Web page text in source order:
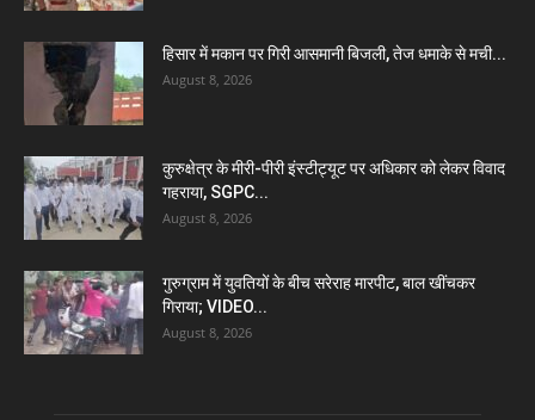
हिसार में मकान पर गिरी आसमानी बिजली, तेज धमाके से मची...
August 8, 2026
कुरुक्षेत्र के मीरी-पीरी इंस्टीट्यूट पर अधिकार को लेकर विवाद
गहराया, SGPC...
August 8, 2026
गुरुग्राम में युवतियों के बीच सरेराह मारपीट, बाल खींचकर
गिराया; VIDEO...
August 8, 2026